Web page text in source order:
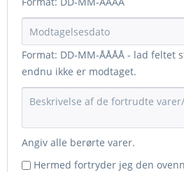
Format: DD-MM-ÅÅÅÅ - lad feltet
endnu ikke er modtaget.
Angiv alle berørte varer.
Hermed fortryder jeg den